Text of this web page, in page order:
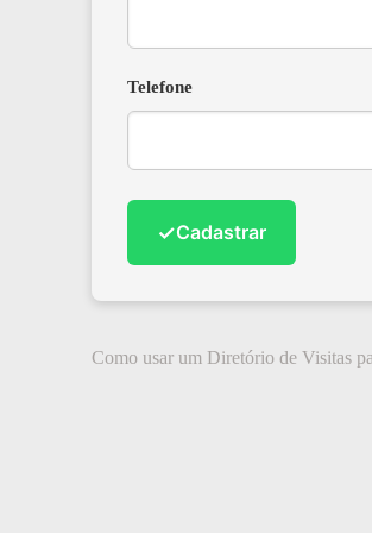
Telefone
✓Cadastrar
Como usar um Diretório de Visitas